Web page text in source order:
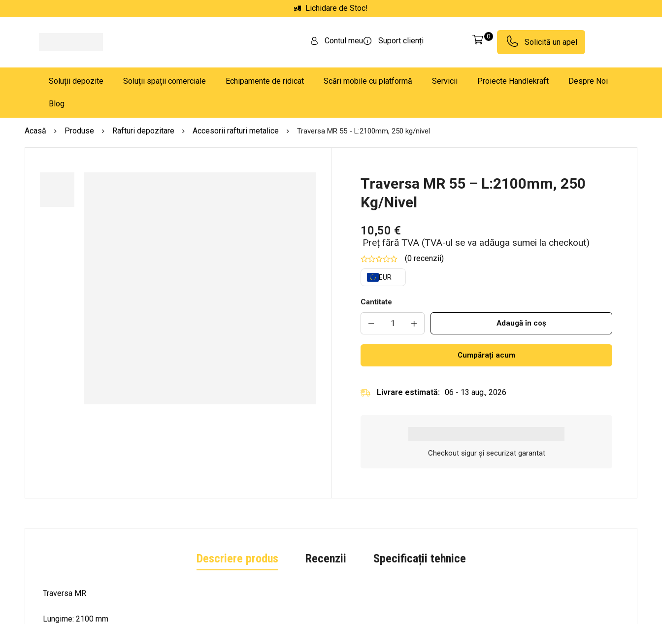
Lichidare de Stoc!
Contul meu Suport clienți 0
Solicită un apel
Soluții depozite Soluții spații comerciale Echipamente de ridicat Scări mobile cu platformă Servicii Proiecte Handlekraft Despre Noi
Blog
Acasă Produse Rafturi depozitare Accesorii rafturi metalice Traversa MR 55 - L:2100mm, 250 kg/nivel
Traversa MR 55 – L:2100mm, 250
Kg/nivel
10,50 €
Preț fără TVA (TVA-ul se va adăuga sumei la checkout)
(0 recenzii)
EUR
Cantitate
Adaugă în coș
Cumpărați acum
Livrare estimată: 06 - 13 aug., 2026
Checkout sigur și securizat garantat
Descriere produs Recenzii Specificații tehnice
Traversa MR
Lungime: 2100 mm